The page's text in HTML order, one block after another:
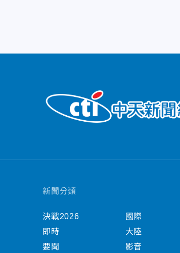
新聞分類
決戰2026
即時
要聞
國際
大陸
影音